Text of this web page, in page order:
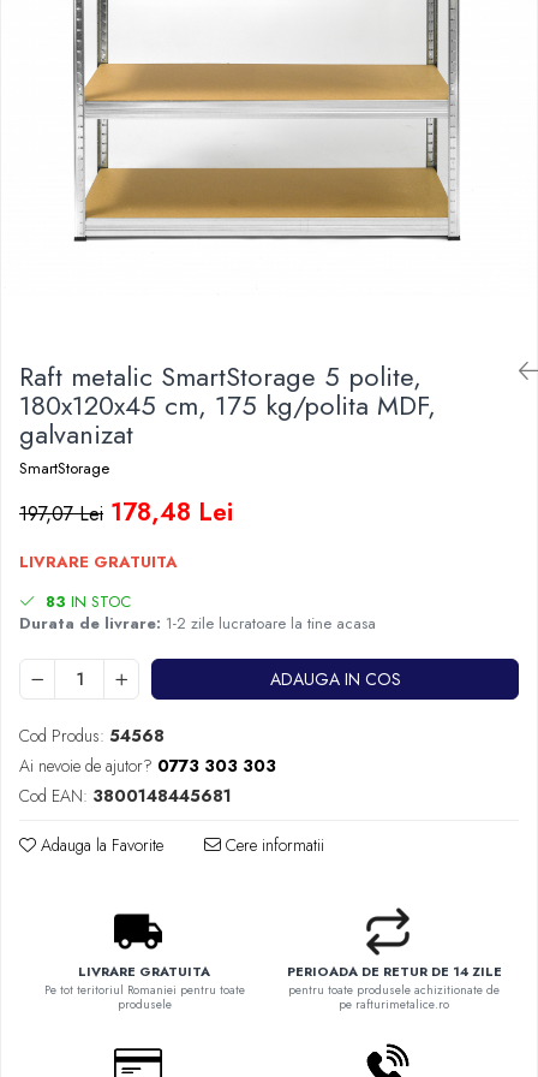
Raft metalic SmartStorage 5 polite,
180x120x45 cm, 175 kg/polita MDF,
galvanizat
SmartStorage
197,07 Lei 178,48 Lei
LIVRARE GRATUITA
83 IN STOC
Durata de livrare: 1-2 zile lucratoare la tine acasa
ADAUGA IN COS
Cod Produs: 54568
Ai nevoie de ajutor? 0773 303 303
Cod EAN: 3800148445681
Adauga la Favorite Cere informatii
LIVRARE GRATUITA
Pe tot teritoriul Romaniei pentru toate
produsele
PERIOADA DE RETUR DE 14 ZILE
pentru toate produsele achizitionate de
pe rafturimetalice.ro